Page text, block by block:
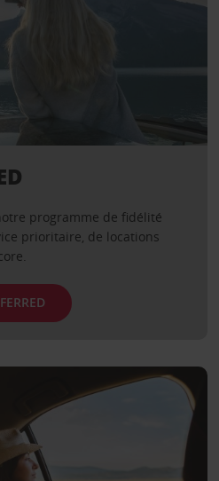
programme de fidélité
prioritaire, de locations